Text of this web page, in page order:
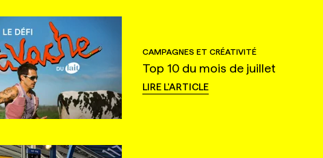
CAMPAGNES ET CRÉATIVITÉ
Top 10 du mois de juillet
LIRE L'ARTICLE